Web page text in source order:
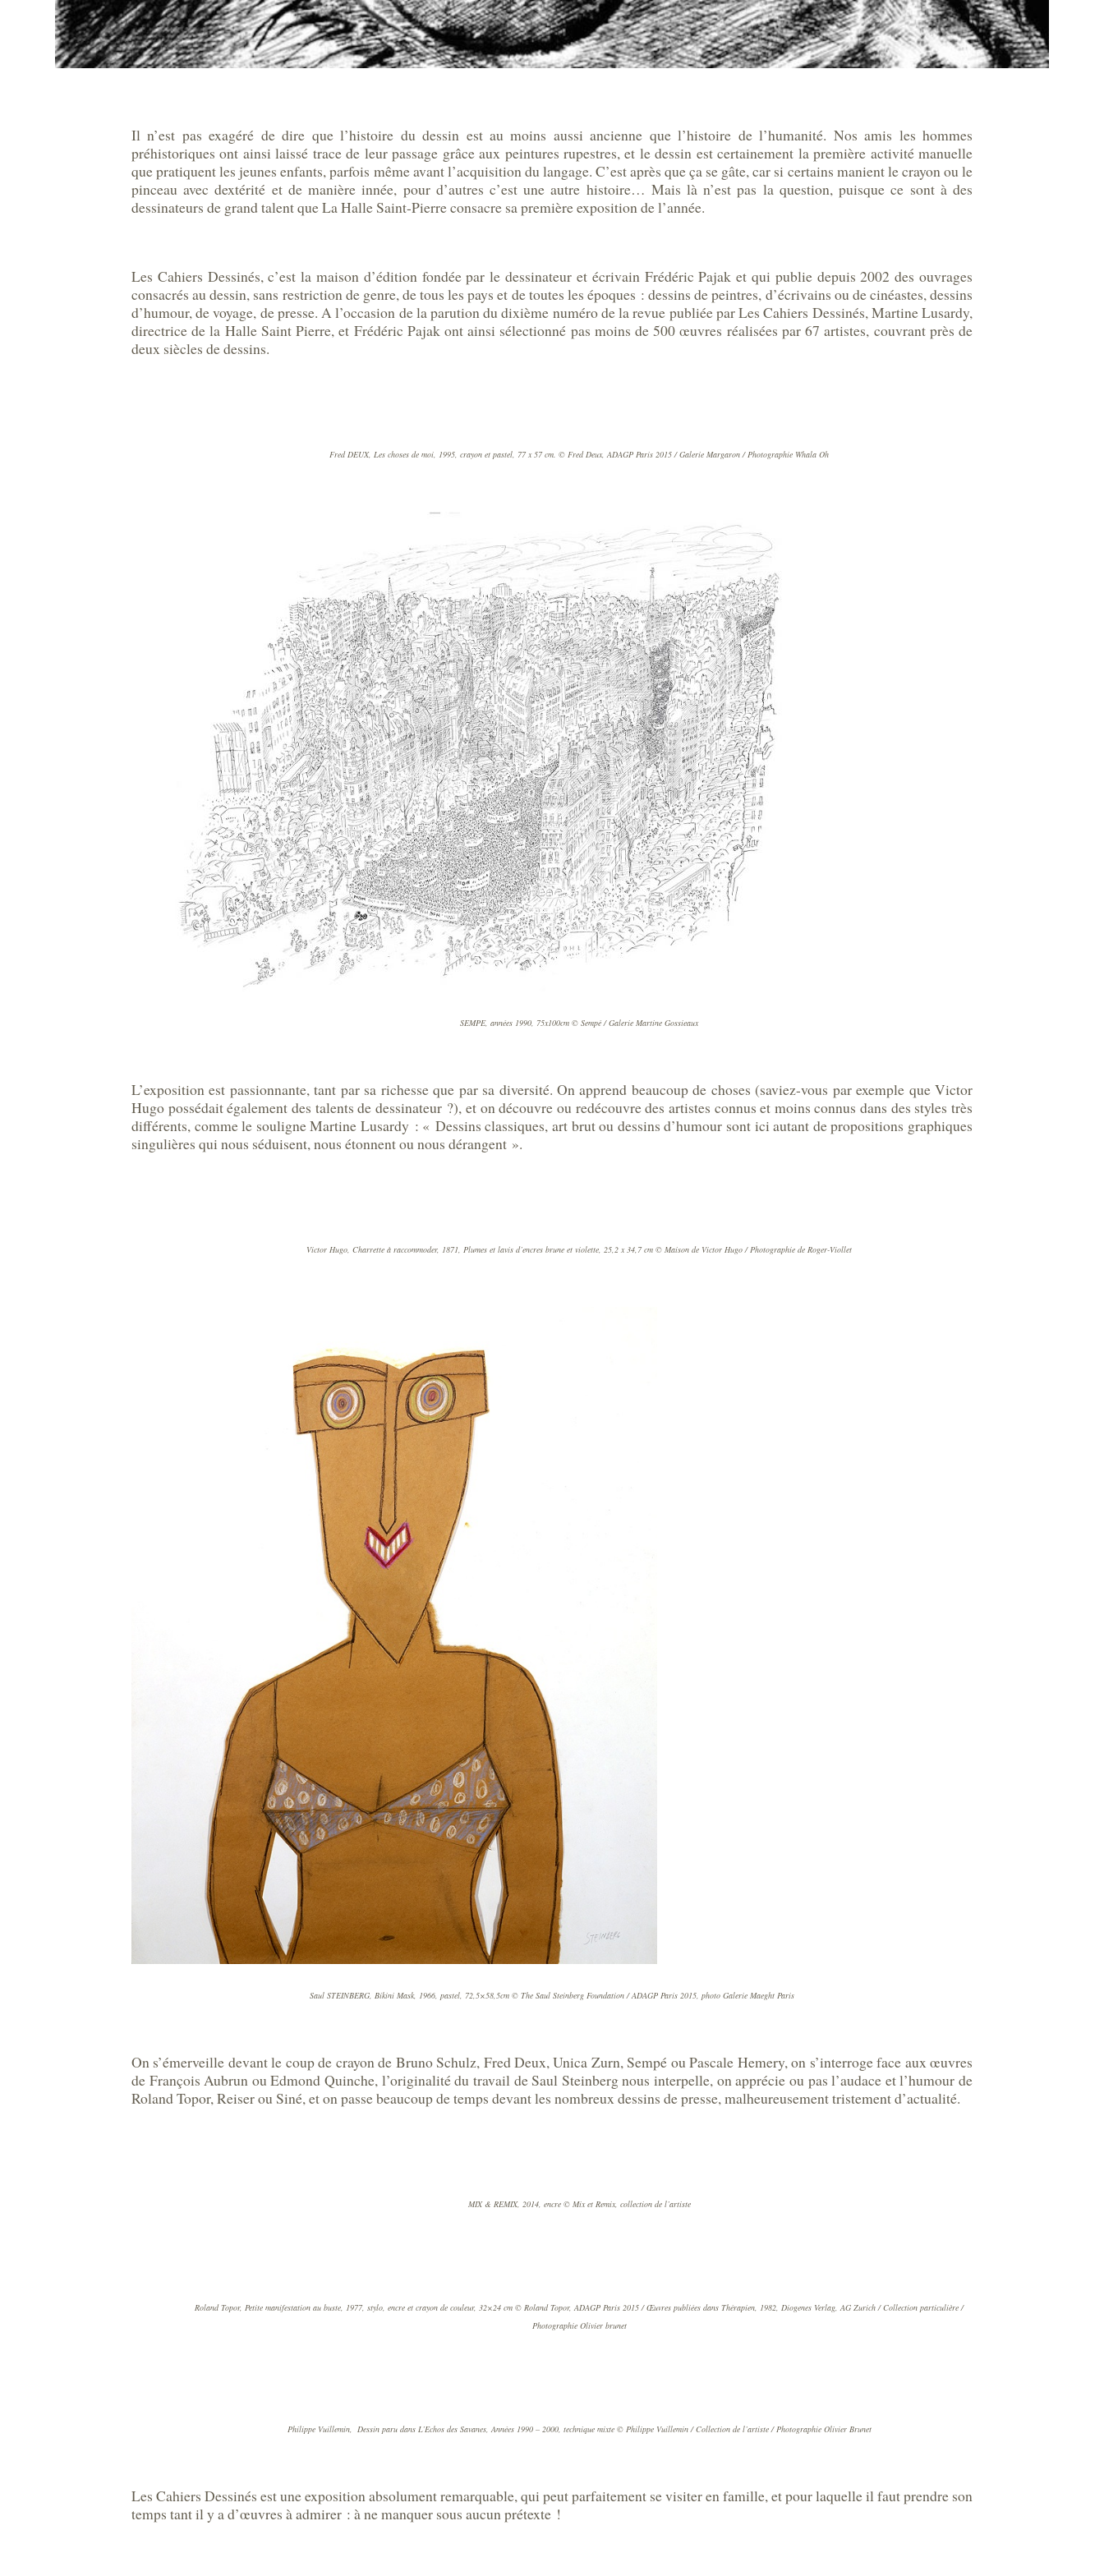
Il n’est pas exagéré de dire que l’histoire du dessin est au moins aussi ancienne que l’histoire de l’humanité. Nos amis les hommes
préhistoriques ont ainsi laissé trace de leur passage grâce aux peintures rupestres, et le dessin est certainement la première activité manuelle
que pratiquent les jeunes enfants, parfois même avant l’acquisition du langage. C’est après que ça se gâte, car si certains manient le crayon ou le
pinceau avec dextérité et de manière innée, pour d’autres c’est une autre histoire… Mais là n’est pas la question, puisque ce sont à des
dessinateurs de grand talent que La Halle Saint-Pierre consacre sa première exposition de l’année.
Les Cahiers Dessinés, c’est la maison d’édition fondée par le dessinateur et écrivain Frédéric Pajak et qui publie depuis 2002 des ouvrages
consacrés au dessin, sans restriction de genre, de tous les pays et de toutes les époques : dessins de peintres, d’écrivains ou de cinéastes, dessins
d’humour, de voyage, de presse. A l’occasion de la parution du dixième numéro de la revue publiée par Les Cahiers Dessinés, Martine Lusardy,
directrice de la Halle Saint Pierre, et Frédéric Pajak ont ainsi sélectionné pas moins de 500 œuvres réalisées par 67 artistes, couvrant près de
deux siècles de dessins.
Fred DEUX, Les choses de moi, 1995, crayon et pastel, 77 x 57 cm. © Fred Deux, ADAGP Paris 2015 / Galerie Margaron / Photographie Whala Oh
SEMPE, années 1990, 75x100cm © Sempé / Galerie Martine Gossieaux
L’exposition est passionnante, tant par sa richesse que par sa diversité. On apprend beaucoup de choses (saviez-vous par exemple que Victor
Hugo possédait également des talents de dessinateur ?), et on découvre ou redécouvre des artistes connus et moins connus dans des styles très
différents, comme le souligne Martine Lusardy : « Dessins classiques, art brut ou dessins d’humour sont ici autant de propositions graphiques
singulières qui nous séduisent, nous étonnent ou nous dérangent ».
Victor Hugo, Charrette à raccommoder, 1871, Plumes et lavis d’encres brune et violette, 25,2 x 34,7 cm © Maison de Victor Hugo / Photographie de Roger-Viollet
Saul STEINBERG, Bikini Mask, 1966, pastel, 72,5×58,5cm © The Saul Steinberg Foundation / ADAGP Paris 2015, photo Galerie Maeght Paris
On s’émerveille devant le coup de crayon de Bruno Schulz, Fred Deux, Unica Zurn, Sempé ou Pascale Hemery, on s’interroge face aux œuvres
de François Aubrun ou Edmond Quinche, l’originalité du travail de Saul Steinberg nous interpelle, on apprécie ou pas l’audace et l’humour de
Roland Topor, Reiser ou Siné, et on passe beaucoup de temps devant les nombreux dessins de presse, malheureusement tristement d’actualité.
MIX & REMIX, 2014, encre © Mix et Remix, collection de l’artiste
Roland Topor, Petite manifestation au buste, 1977, stylo, encre et crayon de couleur, 32×24 cm © Roland Topor, ADAGP Paris 2015 / Œuvres publiées dans Thérapien, 1982, Diogenes Verlag, AG Zurich / Collection particulière /
Photographie Olivier brunet
Philippe Vuillemin, Dessin paru dans L’Echos des Savanes, Années 1990 – 2000, technique mixte © Philippe Vuillemin / Collection de l’artiste / Photographie Olivier Brunet
Les Cahiers Dessinés est une exposition absolument remarquable, qui peut parfaitement se visiter en famille, et pour laquelle il faut prendre son
temps tant il y a d’œuvres à admirer : à ne manquer sous aucun prétexte !